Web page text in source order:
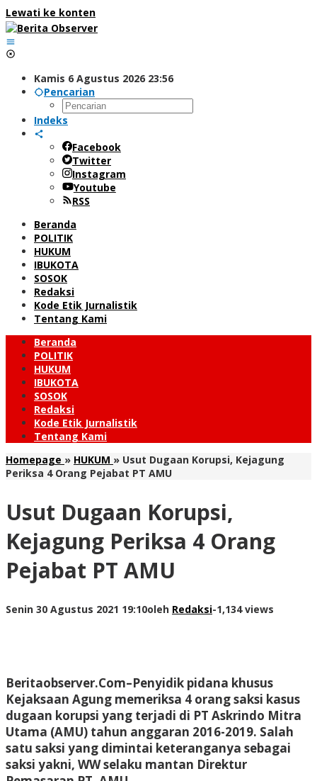
Lewati ke konten
Kamis 6 Agustus 2026 23:56
Pencarian
Indeks
Facebook
Twitter
Instagram
Youtube
RSS
Beranda
POLITIK
HUKUM
IBUKOTA
SOSOK
Redaksi
Kode Etik Jurnalistik
Tentang Kami
Beranda
POLITIK
HUKUM
IBUKOTA
SOSOK
Redaksi
Kode Etik Jurnalistik
Tentang Kami
Homepage » HUKUM » Usut Dugaan Korupsi, Kejagung
Periksa 4 Orang Pejabat PT AMU
Usut Dugaan Korupsi,
Kejagung Periksa 4 Orang
Pejabat PT AMU
Senin 30 Agustus 2021 19:10oleh Redaksi-1,134 views
Beritaobserver.Com–Penyidik pidana khusus
Kejaksaan Agung memeriksa 4 orang saksi kasus
dugaan korupsi yang terjadi di PT Askrindo Mitra
Utama (AMU) tahun anggaran 2016-2019. Salah
satu saksi yang dimintai keteranganya sebagai
saksi yakni, WW selaku mantan Direktur